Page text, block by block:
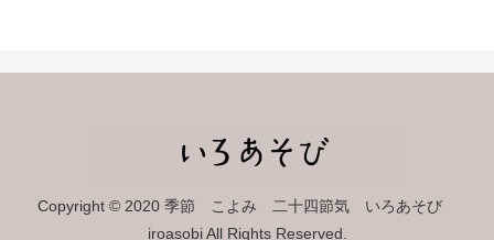
Copyright © 2020 季節 こよみ 二十四節気 いろあそび
iroasobi All Rights Reserved.